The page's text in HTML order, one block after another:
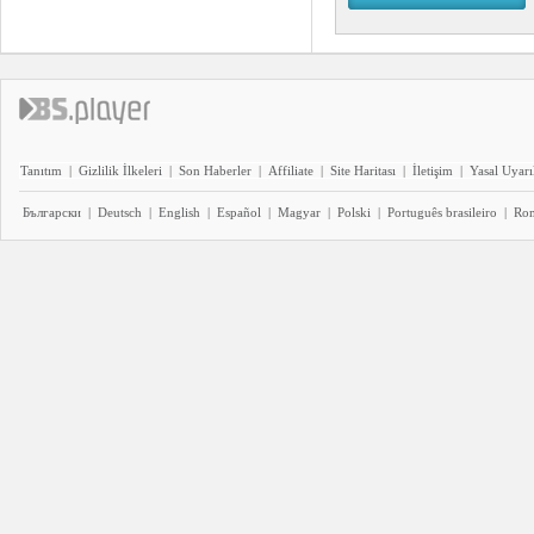
Tanıtım | Gizlilik İlkeleri | Son Haberler | Affiliate | Site Haritası | İletişim | Yasal
Български | Deutsch | English | Español | Magyar | Polski | Português brasileiro |